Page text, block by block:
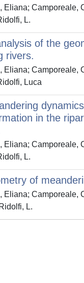
Eliana; Camporeale,
L.
of the
rivers.
Eliana; Camporeale,
Luca
in the
Eliana; Camporeale,
L.
of
Eliana; Camporeale,
L.